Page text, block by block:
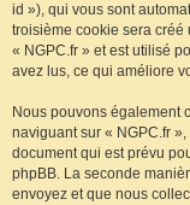
id »), qui vous sont
troisième cookie sera créé
« NGPC.fr » et est utilisé
avez lus, ce qui améliore
Nous pouvons également
naviguant sur « NGPC.fr
document qui est prévu
phpBB. La seconde
envoyez et que nous